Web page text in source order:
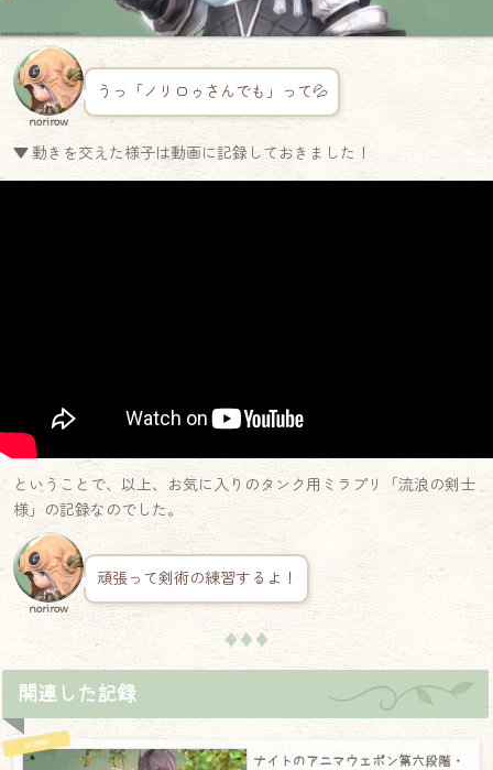
norirow
うっ「ノリロゥさんでも」って💦
▼ 動きを交えた様子は動画に記録しておきました！
ということで、以上、お気に入りのタンク用ミラプリ「流浪の剣士
様」の記録なのでした。
norirow
頑張って剣術の練習するよ！
♦♦♦
関連した記録
ナイトのアニマウェポン第六段階・